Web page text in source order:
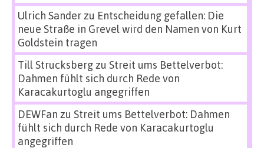
Ulrich Sanderzu Entscheidung gefallen: Die
neue Straße in Grevel wird den Namen von Kurt
Goldstein tragen
Till Strucksbergzu Streit ums Bettelverbot:
Dahmen fühlt sich durch Rede von
Karacakurtoglu angegriffen
DEWFan zu Streit ums Bettelverbot: Dahmen
fühlt sich durch Rede von Karacakurtoglu
angegriffen